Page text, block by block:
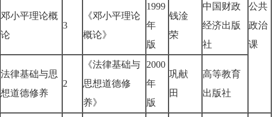
公共
政治
课
邓小平理论概
论
3
《邓小平理论
概论》
1999
年
版
钱淦
荣
中国财政
经济出版
社
法律基础与思
想道德修养
2
《法律基础与
思想道德修
养》
2000
年
版
巩献
田
高等教育
出版社